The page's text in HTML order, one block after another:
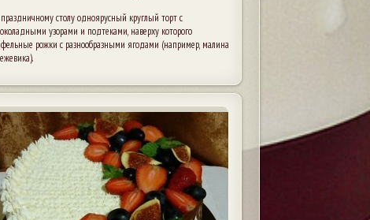
столу одноярусный круглый торт с
узорами и подтеками, наверху которого
рожки с разнообразными ягодами (например, малина